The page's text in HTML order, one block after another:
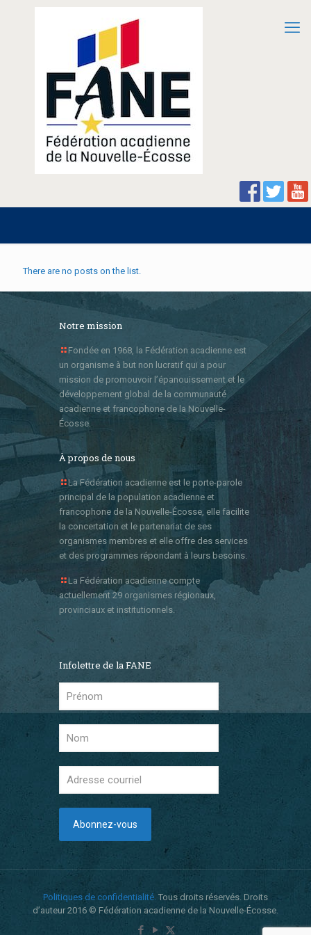
There are no posts on the list.
Notre mission
Fondée en 1968, la Fédération acadienne est
un organisme à but non lucratif qui a pour
mission de promouvoir l’épanouissement et le
développement global de la communauté
acadienne et francophone de la Nouvelle-
Écosse.
À propos de nous
La Fédération acadienne est le porte-parole
principal de la population acadienne et
francophone de la Nouvelle-Écosse, elle facilite
la concertation et le partenariat de ses
organismes membres et elle offre des services
et des programmes répondant à leurs besoins.
La Fédération acadienne compte
actuellement 29 organismes régionaux,
provinciaux et institutionnels.
Infolettre de la FANE
Politiques de confidentialité. Tous droits réservés. Droits
d’auteur 2016 © Fédération acadienne de la Nouvelle-Écosse.